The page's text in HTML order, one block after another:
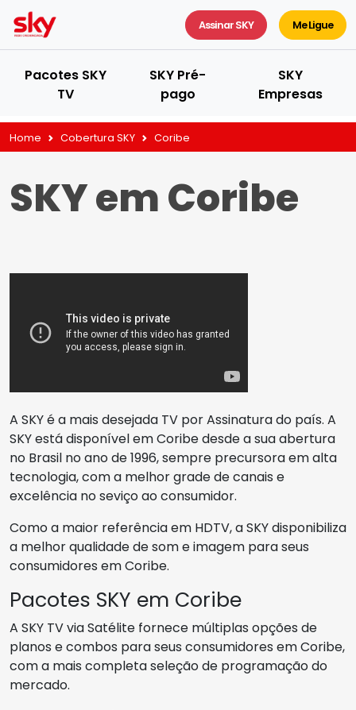
Assinar SKY Me Ligue
Pacotes SKY
TV
SKY Pré-
pago
SKY
Empresas
Home Cobertura SKY Coribe
SKY em Coribe
A SKY é a mais desejada TV por Assinatura do país. A
SKY está disponível em Coribe desde a sua abertura
no Brasil no ano de 1996, sempre precursora em alta
tecnologia, com a melhor grade de canais e
excelência no seviço ao consumidor.
Como a maior referência em HDTV, a SKY disponibiliza
a melhor qualidade de som e imagem para seus
consumidores em Coribe.
Pacotes SKY em Coribe
A SKY TV via Satélite fornece múltiplas opções de
planos e combos para seus consumidores em Coribe,
com a mais completa seleção de programação do
mercado.